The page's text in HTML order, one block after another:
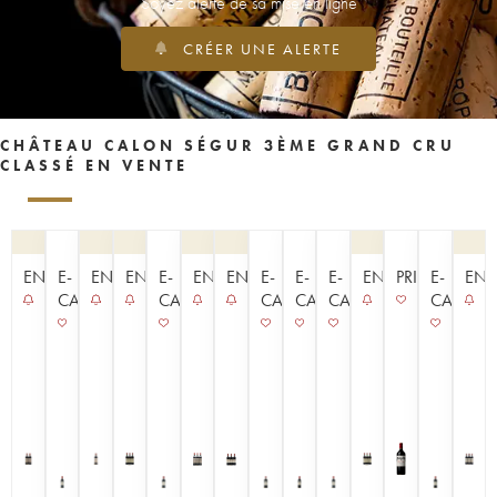
CRÉER UNE ALERTE
CHÂTEAU CALON SÉGUR 3ÈME GRAND CRU
CLASSÉ EN VENTE
ENCHÈRE
E-
CAVISTE
ENCHÈREENCHÈRE
E-
CAVISTE
ENCHÈREENCHÈRE
E-
CAVISTE
E-
CAVISTE
E-
CAVISTE
ENCHÈRE
PRIMEUR
E-
CAVISTE